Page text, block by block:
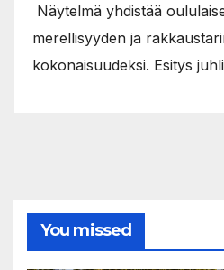
Näytelmä yhdistää
merellisyyden ja
kokonaisuudeksi. Esitys
You missed